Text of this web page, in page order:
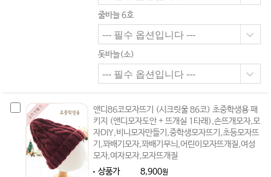
줄바늘 6호
돗바늘(소)
앤디86코모자뜨기 (시크릿울 86코) 초중학생용 패
키지 (앤디모자도안 + 뜨개실 1타래),손뜨개모자,모
자DIY,비니모자만들기,중학생모자뜨기,초등모자뜨
기,꽈배기모자,꽈배기무늬,어린이모자뜨개질,여성
모자,여자모자,모자뜨개질
상품가
8,900원